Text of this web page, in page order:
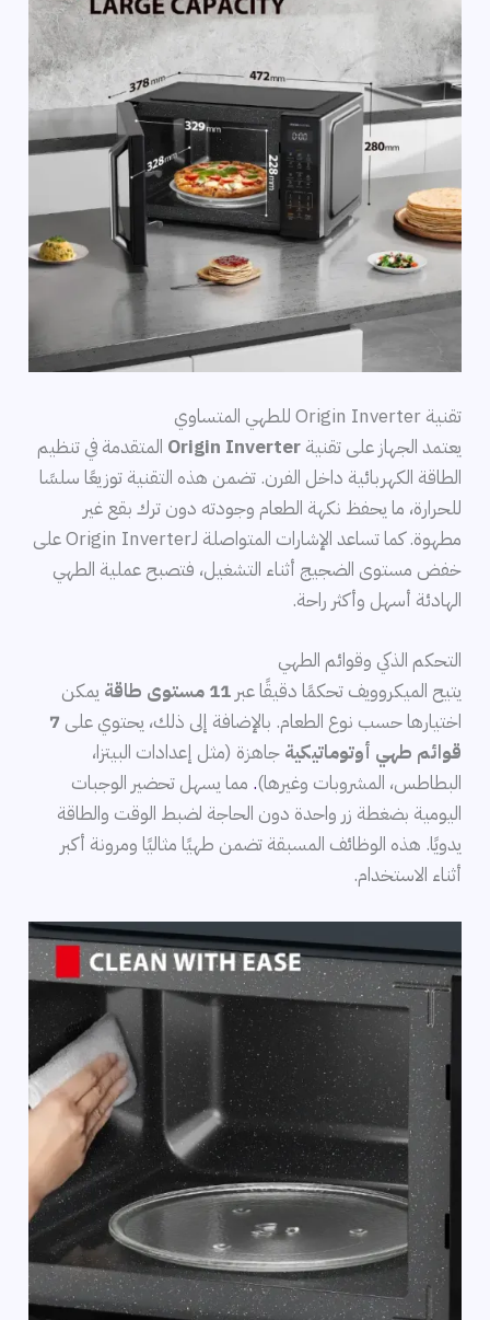
تقنية Origin Inverter للطهي المتساوي
يعتمد الجهاز على تقنيةOrigin Inverter المتقدمة في تنظيم
الطاقة الكهربائية داخل الفرن. تضمن هذه التقنية توزيعًا سلسًا
للحرارة، ما يحفظ نكهة الطعام وجودته دون ترك بقع غير
مطهوة. كما تساعد الإشارات المتواصلة لـOrigin Inverter على
خفض مستوى الضجيج أثناء التشغيل، فتصبح عملية الطهي
الهادئة أسهل وأكثر راحة.
التحكم الذكي وقوائم الطهي
يتيح الميكروويف تحكمًا دقيقًا عبر11 مستوى طاقة
يمكن
اختيارها حسب نوع الطعام. بالإضافة إلى ذلك، يحتوي على 7
قوائم طهي أوتوماتيكية جاهزة (مثل إعدادات البيتزا،
البطاطس، المشروبات وغيرها). مما يسهل تحضير الوجبات
اليومية بضغطة زر واحدة دون الحاجة لضبط الوقت والطاقة
يدويًا. هذه الوظائف المسبقة تضمن طهيًا مثاليًا ومرونة أكبر
أثناء الاستخدام.